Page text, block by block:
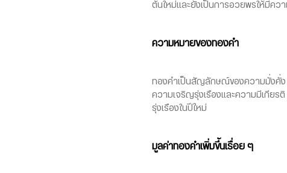
ต้นใหม่และยังเป็นการอวยพรให้มีควา
ความหมายของทองคำ
ทองคำเป็นสัญลักษณ์ของความมั่งคั่ง
ความเจริญรุ่งเรืองและความมีเกีย
รุ่งเรืองในปีใหม่
มูลค่าทองคำเพิ่มขึ้นเรื่อย ๆ